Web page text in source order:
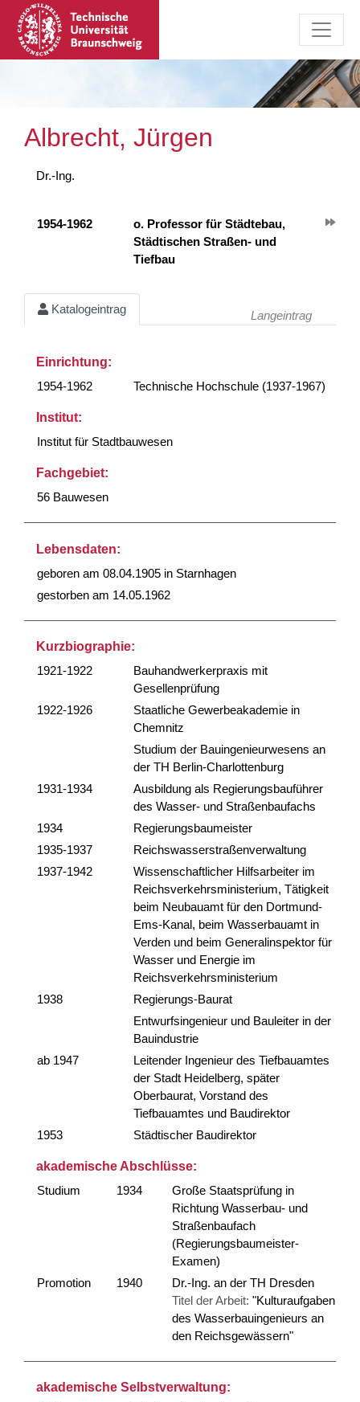
Albrecht, Jürgen
Dr.-Ing.
1954-1962
o. Professor für Städtebau,
Städtischen Straßen- und
Tiefbau
Katalogeintrag Langeintrag
Einrichtung:
1954-1962
Technische Hochschule (1937-1967)
Institut:
Institut für Stadtbauwesen
Fachgebiet:
56 Bauwesen
Lebensdaten:
geboren am 08.04.1905 in Starnhagen
gestorben am 14.05.1962
Kurzbiographie:
1921-1922
Bauhandwerkerpraxis mit
Gesellenprüfung
1922-1926
Staatliche Gewerbeakademie in
Chemnitz
Studium der Bauingenieurwesens an
der TH Berlin-Charlottenburg
1931-1934
Ausbildung als Regierungsbauführer
des Wasser- und Straßenbaufachs
1934
Regierungsbaumeister
1935-1937
Reichswasserstraßenverwaltung
1937-1942
Wissenschaftlicher Hilfsarbeiter im
Reichsverkehrsministerium, Tätigkeit
beim Neubauamt für den Dortmund-
Ems-Kanal, beim Wasserbauamt in
Verden und beim Generalinspektor für
Wasser und Energie im
Reichsverkehrsministerium
1938
Regierungs-Baurat
Entwurfsingenieur und Bauleiter in der
Bauindustrie
ab 1947
Leitender Ingenieur des Tiefbauamtes
der Stadt Heidelberg, später
Oberbaurat, Vorstand des
Tiefbauamtes und Baudirektor
1953
Städtischer Baudirektor
akademische Abschlüsse:
Studium
1934
Große Staatsprüfung in
Richtung Wasserbau- und
Straßenbaufach
(Regierungsbaumeister-
Examen)
Promotion
1940
Dr.-Ing. an der TH Dresden
Titel der Arbeit: "Kulturaufgaben
des Wasserbauingenieurs an
den Reichsgewässern"
akademische Selbstverwaltung: